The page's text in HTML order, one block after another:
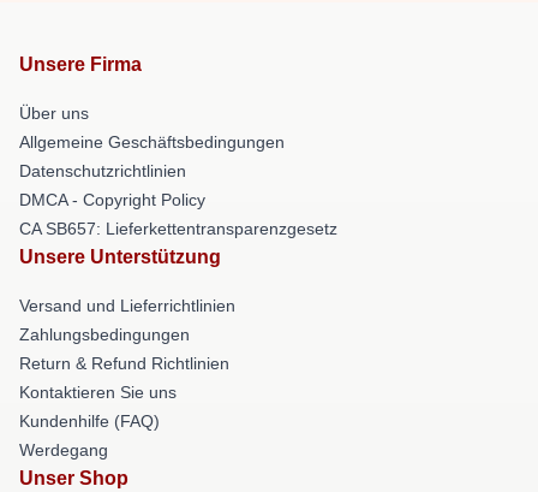
Unsere Firma
Über uns
Allgemeine Geschäftsbedingungen
Datenschutzrichtlinien
DMCA - Copyright Policy
CA SB657: Lieferkettentransparenzgesetz
Unsere Unterstützung
Versand und Lieferrichtlinien
Zahlungsbedingungen
Return & Refund Richtlinien
Kontaktieren Sie uns
Kundenhilfe (FAQ)
Werdegang
Unser Shop